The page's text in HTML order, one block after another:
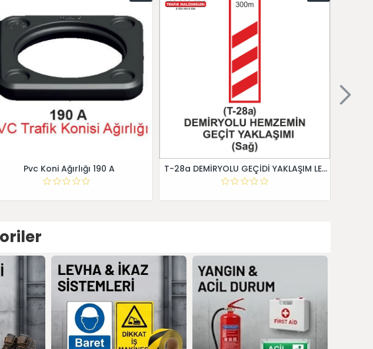
Pvc Koni Ağırlığı 190 A T-28a DEMİRYOLU GEÇİDİ YAKLAŞIM LEVHALARI (Sağ)